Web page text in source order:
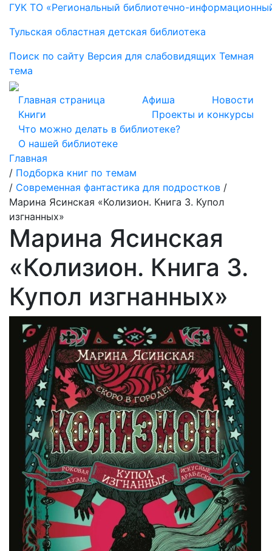
ГУК ТО «Региональный библиотечно-
Тульская областная детская библиотека
Поиск по сайту Версия для слабовидящих Темная
тема
Главная страница Афиша
Новости
Книги
Проекты и конкурсы
Что можно делать в библиотеке?
О нашей библиотеке
Главная
/ Подборка книг по темам
/ Современная фантастика для подростков /
Марина Ясинская «Колизион. Книга 3. Купол
изгнанных»
Марина Ясинская
«Колизион. Книга 3.
Купол изгнанных»